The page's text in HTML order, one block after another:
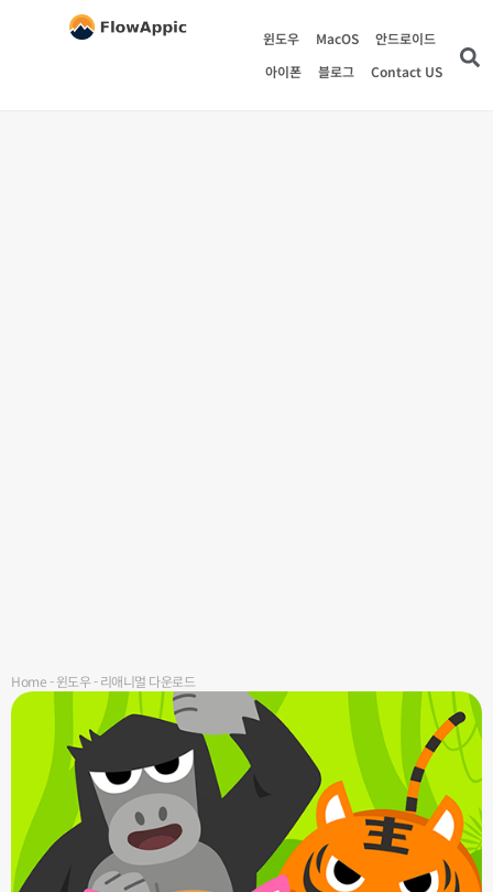
윈도우 MacOS
안드로이드
아이폰
블로그 Contact US
Home-윈도우-리애니멀 다운로드